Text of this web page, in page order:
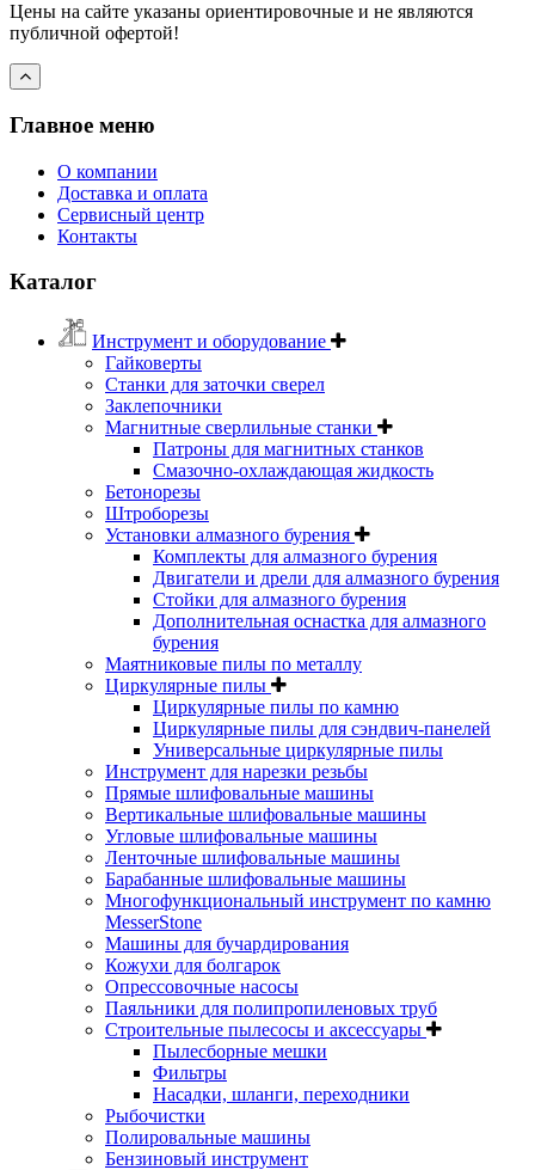
Цены на сайте указаны ориентировочные и не являются
публичной офертой!
Главное меню
О компании
Доставка и оплата
Сервисный центр
Контакты
Каталог
Инструмент и оборудование
Гайковерты
Станки для заточки сверел
Заклепочники
Магнитные сверлильные станки
Патроны для магнитных станков
Смазочно-охлаждающая жидкость
Бетонорезы
Штроборезы
Установки алмазного бурения
Комплекты для алмазного бурения
Двигатели и дрели для алмазного бурения
Стойки для алмазного бурения
Дополнительная оснастка для алмазного
бурения
Маятниковые пилы по металлу
Циркулярные пилы
Циркулярные пилы по камню
Циркулярные пилы для сэндвич-панелей
Универсальные циркулярные пилы
Инструмент для нарезки резьбы
Прямые шлифовальные машины
Вертикальные шлифовальные машины
Угловые шлифовальные машины
Ленточные шлифовальные машины
Барабанные шлифовальные машины
Многофункциональный инструмент по камню
MesserStone
Машины для бучардирования
Кожухи для болгарок
Опрессовочные насосы
Паяльники для полипропиленовых труб
Строительные пылесосы и аксессуары
Пылесборные мешки
Фильтры
Насадки, шланги, переходники
Рыбочистки
Полировальные машины
Бензиновый инструмент